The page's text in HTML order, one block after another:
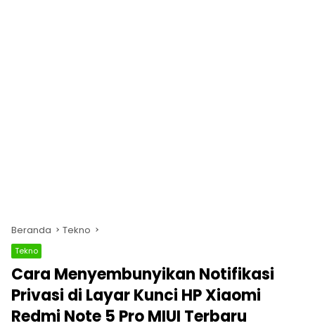
Beranda Tekno
Tekno
Cara Menyembunyikan Notifikasi
Privasi di Layar Kunci HP Xiaomi
Redmi Note 5 Pro MIUI Terbaru